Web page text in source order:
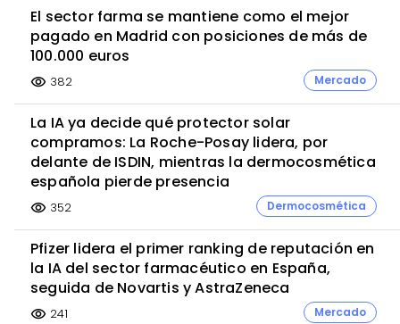
El sector farma se mantiene como el mejor
pagado en Madrid con posiciones de más de
100.000 euros
visibility 382 Mercado
La IA ya decide qué protector solar
compramos: La Roche-Posay lidera, por
delante de ISDIN, mientras la dermocosmética
española pierde presencia
visibility 352 Dermocosmética
Pfizer lidera el primer ranking de reputación en
la IA del sector farmacéutico en España,
seguida de Novartis y AstraZeneca
visibility 241 Mercado